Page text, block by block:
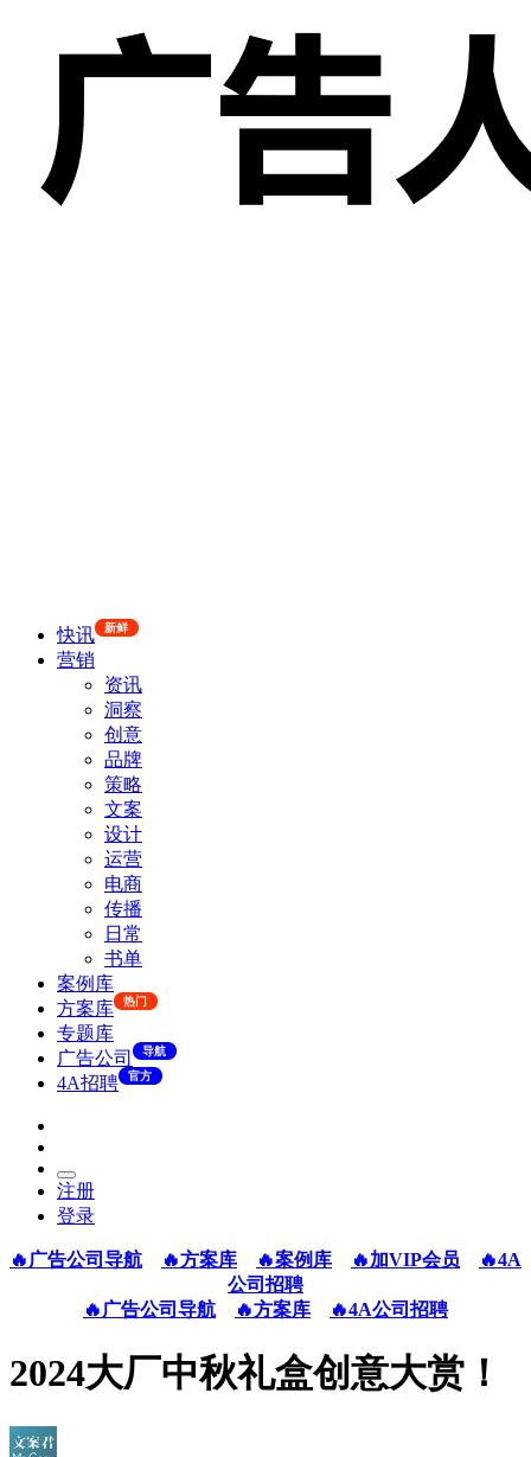
快讯 新鲜
营销
资讯
洞察
创意
品牌
策略
文案
设计
运营
电商
传播
日常
书单
案例库
方案库
热门
专题库
广告公司
导航
4A招聘 官方
注册
登录
🔥广告公司导航 🔥方案库 🔥案例库 🔥加VIP会员
🔥4A
公司招聘
🔥广告公司导航
🔥方案库 🔥4A公司招聘
2024大厂中秋礼盒创意大赏！